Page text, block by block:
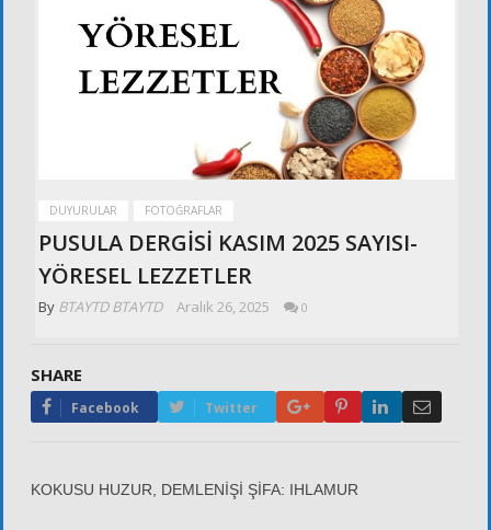
DUYURULAR FOTOĞRAFLAR
PUSULA DERGİSİ KASIM 2025 SAYISI-
YÖRESEL LEZZETLER
By BTAYTD BTAYTD Aralık 26, 2025 0
SHARE
Facebook Twitter Google+PinterestLinkedIn
KOKUSU HUZUR, DEMLENİŞİ ŞİFA: IHLAMUR